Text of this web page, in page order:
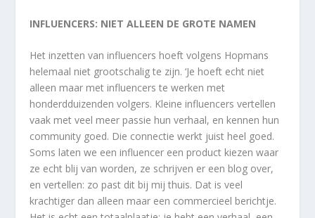
INFLUENCERS: NIET ALLEEN DE GROTE NAMEN
Het inzetten van influencers hoeft volgens Hopmans
helemaal niet grootschalig te zijn. ‘Je hoeft echt niet
alleen maar met influencers te werken met
honderdduizenden volgers. Kleine influencers vertellen
vaak met veel meer passie hun verhaal, en kennen hun
community goed. Die connectie werkt juist heel goed.
Soms laten we een influencer een product kiezen waar
ze echt blij van worden, ze schrijven er een blog over,
en vertellen: zo past dit bij mij thuis. Dat is veel
krachtiger dan alleen maar een commercieel berichtje.